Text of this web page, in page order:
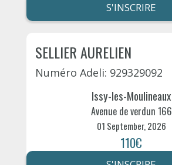
S'INSCRIRE
SELLIER AURELIEN
Numéro Adeli: 929329092
Issy-les-Moulineaux
Avenue de verdun 166
01 September, 2026
110€